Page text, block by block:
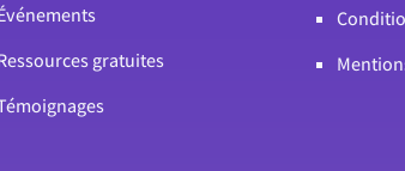
gratuites